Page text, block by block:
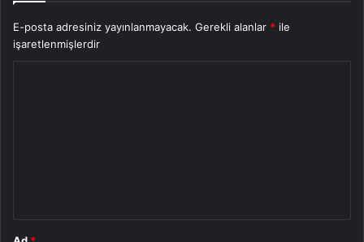
E-posta adresiniz yayınlanmayacak. Gerekli alanlar * ile
işaretlenmişlerdir